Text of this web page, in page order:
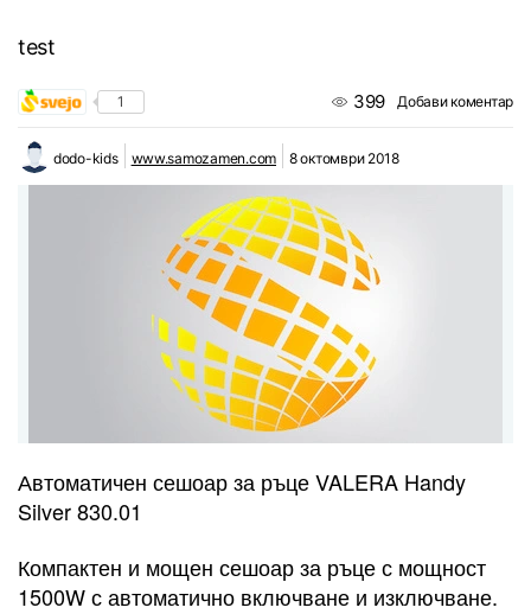
test
1 399 Добави коментар
dodo-kids www.samozamen.com 8 октомври 2018
Автоматичен сешоар за ръце VALERA Handy
Silver 830.01
Компактен и мощен сешоар за ръце с мощност
1500W с автоматично включване и изключване.